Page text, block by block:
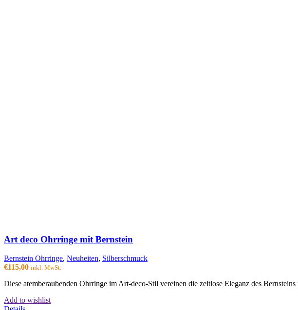
Art deco Ohrringe mit Bernstein
Bernstein Ohrringe, Neuheiten, Silberschmuck
€115,00 inkl. MwSt.
Diese atemberaubenden Ohrringe im Art-deco-Stil vereinen die zeitlose Eleganz des
Add to wishlist